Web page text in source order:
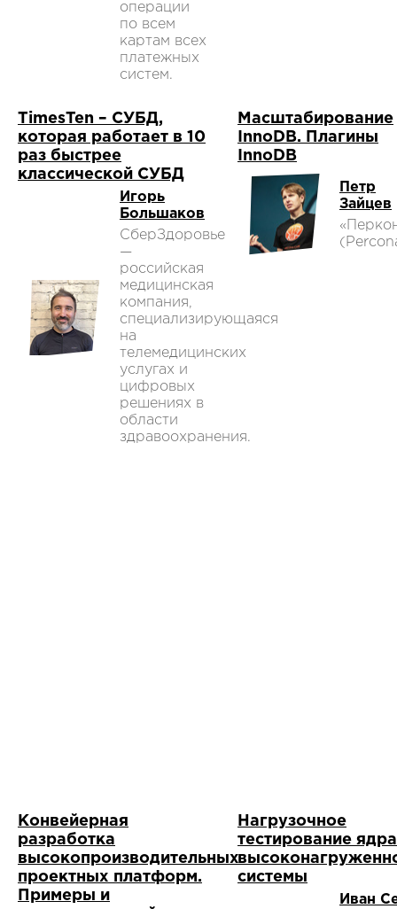
операции
по всем
картам всех
платежных
систем.
TimesTen – СУБД,
которая работает в 10
раз быстрее
классической СУБД
Игорь
Большаков
СберЗдоровье
—
российская
медицинская
компания,
специализирующаяся
на
телемедицинских
услугах и
цифровых
решениях в
области
здравоохранения.
Масштабирование
InnoDB. Плагины
InnoDB
Петр
Зайцев
Конвейерная
разработка
высокопроизводительных
проектных платформ.
Примеры и
Нагрузочное
тестирование ядра
системы
Иван